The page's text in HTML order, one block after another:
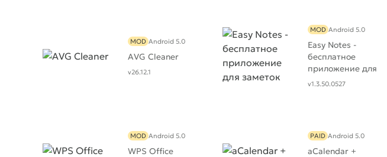
AVG Cleaner
MOD Android 5.0
v26.12.1
Easy Notes -
бесплатное
приложение для
заметок
MOD Android 5.0
v1.3.50.0527
WPS Office
MOD Android 5.0
aCalendar +
PAID Android 5.0